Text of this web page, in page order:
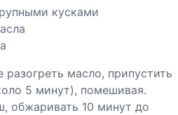
кусками
масло, припустить
5 минут), помешивая.
обжаривать 10 минут до